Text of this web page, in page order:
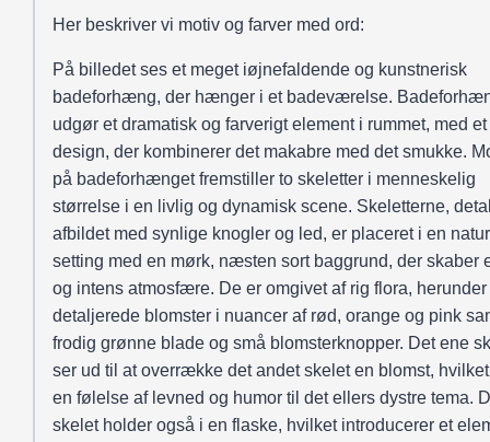
Her beskriver vi motiv og farver med ord:
På billedet ses et meget iøjnefaldende og kunstnerisk
badeforhæng, der hænger i et badeværelse.
udgør et dramatisk og farverigt element i rummet, med
design, der kombinerer det makabre med det smukke.
på badeforhænget fremstiller to skeletter i menneskelig
størrelse i en livlig og dynamisk scene. Skeletterne,
afbildet med synlige knogler og led, er placeret i en
setting med en mørk, næsten sort baggrund, der skaber
og intens atmosfære. De er omgivet af rig flora, herunder
detaljerede blomster i nuancer af rød, orange og pink
frodig grønne blade og små blomsterknopper. Det ene
ser ud til at overrække det andet skelet en blomst,
en følelse af levned og humor til det ellers dystre tema.
skelet holder også i en flaske, hvilket introducerer et